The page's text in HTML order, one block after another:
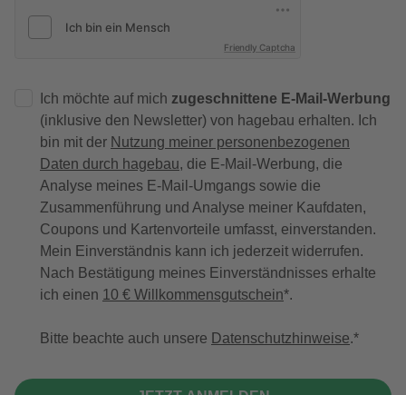
Friendly Captcha
Ich möchte auf mich zugeschnittene E-Mail-Werbung
(inklusive den Newsletter) von hagebau erhalten. Ich
bin mit der Nutzung meiner personenbezogenen
Daten durch hagebau, die E-Mail-Werbung, die
Analyse meines E-Mail-Umgangs sowie die
Zusammenführung und Analyse meiner Kaufdaten,
Coupons und Kartenvorteile umfasst, einverstanden.
Mein Einverständnis kann ich jederzeit widerrufen.
Nach Bestätigung meines Einverständnisses erhalte
ich einen 10 € Willkommensgutschein*.
Bitte beachte auch unsere Datenschutzhinweise.